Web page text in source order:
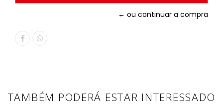
← ou continuar a compra
TAMBÉM PODERÁ ESTAR INTERESSADO